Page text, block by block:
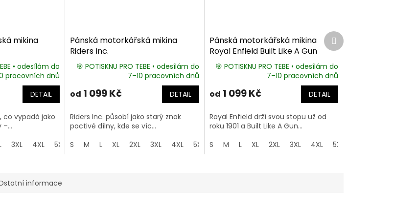
mikina
• odesílám do
pracovních dnů
DETAIL
co vypadá jako
3XL 4XL 5XL
Pánská motorkářská mikina
Riders Inc.
🎯 POTISKNU PRO TEBE • odesílám do
7–10 pracovních dnů
od 1 099 Kč DETAIL
Riders Inc. působí jako starý znak
poctivé dílny, kde se víc...
S
M L XL 2XL 3XL 4XL 5XL
Pánská motorkářská mikina
Royal Enfield Built Like A Gun
🎯 POTISKNU PRO TEBE • odesílám do
7–10 pracovních dnů
od 1 099 Kč DETAIL
Royal Enfield drží svou stopu už od
roku 1901 a Built Like A Gun...
S
M L XL 2XL 3XL 4XL 5XL
Další
produkt
informace